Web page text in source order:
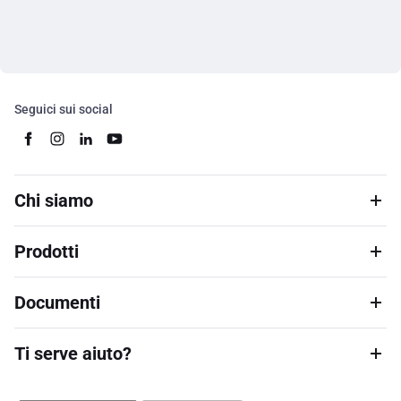
Seguici sui social
Chi siamo
Prodotti
Documenti
Ti serve aiuto?